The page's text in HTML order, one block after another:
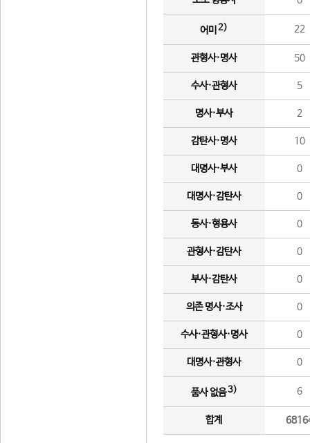
어미 2) 22
관형사·명사 50
수사·관형사 5
명사·부사 2
감탄사·명사 10
대명사·부사 0
대명사·감탄사 0
동사·형용사 0
관형사·감탄사 0
부사·감탄사 0
의존 명사·조사 0
수사·관형사·명사 0
대명사·관형사 0
품사 없음3) 6
합계